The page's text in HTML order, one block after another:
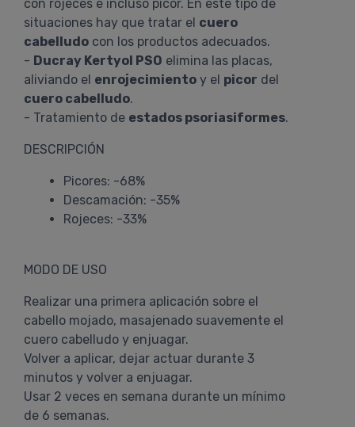
con rojeces e incluso picor. En este tipo de
situaciones hay que tratar el cuero
cabelludo con los productos adecuados.
- Ducray Kertyol PSO elimina las placas,
aliviando el enrojecimiento y el picor del
cuero cabelludo.
- Tratamiento de estados psoriasiformes.
DESCRIPCIÓN
Picores: -68%
Descamación: -35%
Rojeces: -33%
MODO DE USO
Realizar una primera aplicación sobre el
cabello mojado, masajenado suavemente el
cuero cabelludo y enjuagar.
Volver a aplicar, dejar actuar durante 3
minutos y volver a enjuagar.
Usar 2 veces en semana durante un mínimo
de 6 semanas.